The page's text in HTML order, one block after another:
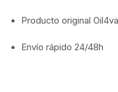
Producto original
Envío rápido 24/48h